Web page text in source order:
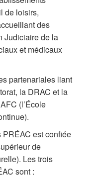
de loisirs,
des
Judiciaire de la
et médicaux
partenariales liant
la DRAC et la
(l’École
est confiée
de
Les trois
sont :